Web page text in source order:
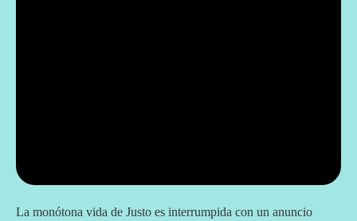
La monótona vida de Justo es interrumpida con un anuncio